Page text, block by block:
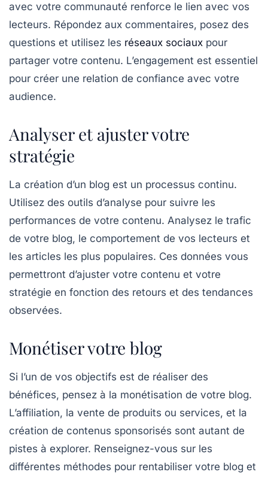
avec votre communauté renforce le lien avec vos
lecteurs. Répondez aux commentaires, posez des
questions et utilisez les réseaux sociaux pour
partager votre contenu. L’engagement est essentiel
pour créer une relation de confiance avec votre
audience.
Analyser et ajuster votre
stratégie
La création d’un blog est un processus continu.
Utilisez des outils d’analyse pour suivre les
performances de votre contenu. Analysez le trafic
de votre blog, le comportement de vos lecteurs et
les articles les plus populaires. Ces données vous
permettront d’ajuster votre contenu et votre
stratégie en fonction des retours et des tendances
observées.
Monétiser votre blog
Si l’un de vos objectifs est de réaliser des
bénéfices, pensez à la monétisation de votre blog.
L’affiliation, la vente de produits ou services, et la
création de contenus sponsorisés sont autant de
pistes à explorer. Renseignez-vous sur les
différentes méthodes pour rentabiliser votre blog et